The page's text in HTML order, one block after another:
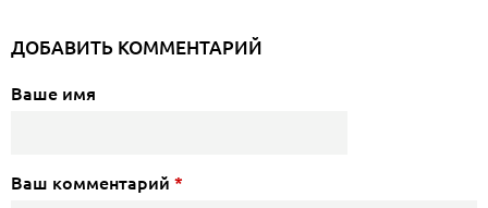
ДОБАВИТЬ КОММЕНТАРИЙ
Ваше имя
Ваш комментарий *